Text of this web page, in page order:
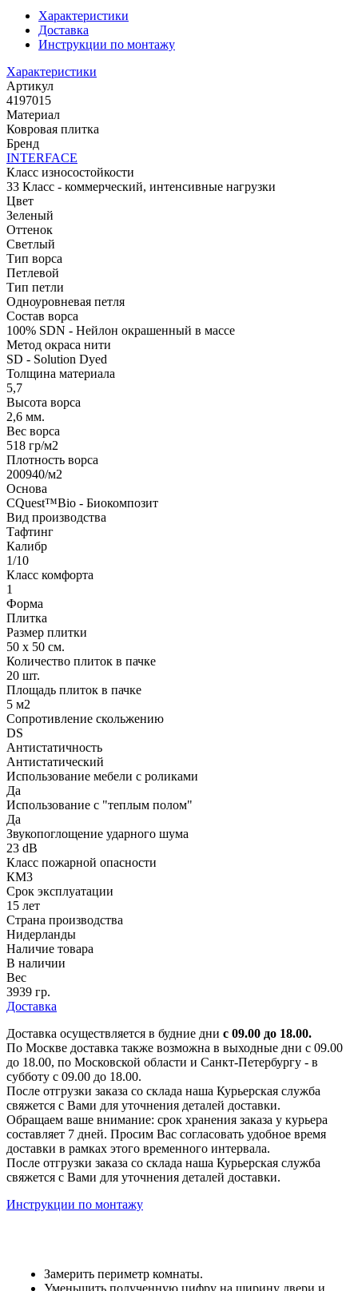
Характеристики
Доставка
Инструкции по монтажу
Характеристики
Артикул
4197015
Материал
Ковровая плитка
Бренд
INTERFACE
Класс износостойкости
33 Класс - коммерческий, интенсивные нагрузки
Цвет
Зеленый
Оттенок
Светлый
Тип ворса
Петлевой
Тип петли
Одноуровневая петля
Состав ворса
100% SDN - Нейлон окрашенный в массе
Метод окраса нити
SD - Solution Dyed
Толщина материала
5,7
Высота ворса
2,6 мм.
Вес ворса
518 гр/м2
Плотность ворса
200940/м2
Основа
CQuest™Bio - Биокомпозит
Вид производства
Тафтинг
Калибр
1/10
Класс комфорта
1
Форма
Плитка
Размер плитки
50 х 50 см.
Количество плиток в пачке
20 шт.
Площадь плиток в пачке
5 м2
Сопротивление скольжению
DS
Антистатичность
Антистатический
Использование мебели с роликами
Да
Использование с "теплым полом"
Да
Звукопоглощение ударного шума
23 dB
Класс пожарной опасности
КМ3
Срок эксплуатации
15 лет
Страна производства
Нидерланды
Наличие товара
В наличии
Вес
3939 гр.
Доставка
Доставка осуществляется в будние дни с 09.00 до 18.00.
По Москве доставка также возможна в выходные дни с 09.00
до 18.00, по Московской области и Санкт-Петербургу - в
субботу с 09.00 до 18.00.
После отгрузки заказа со склада наша Курьерская служба
свяжется с Вами для уточнения деталей доставки.
Обращаем ваше внимание: срок хранения заказа у курьера
составляет 7 дней. Просим Вас согласовать удобное время
доставки в рамках этого временного интервала.
После отгрузки заказа со склада наша Курьерская служба
свяжется с Вами для уточнения деталей доставки.
Инструкции по монтажу
Замерить периметр комнаты.
Уменьшить полученную цифру на ширину двери и